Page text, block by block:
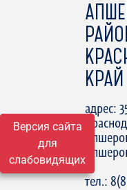
Версия сайта
для
слабовидящих
КРАЙ
адрес:
15
тел.: